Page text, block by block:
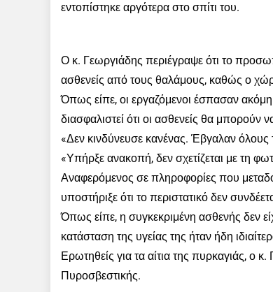
εντοπίστηκε αργότερα στο σπίτι του.
Ο κ. Γεωργιάδης περιέγραψε ότι το
ασθενείς από τους θαλάμους, καθώς ο
Όπως είπε, οι εργαζόμενοι έσπασαν ακόμη
διασφαλιστεί ότι οι ασθενείς θα μπορούν
«Δεν κινδύνευσε κανένας. Έβγαλαν όλους
«Υπήρξε ανακοπή, δεν σχετίζεται με τη
Αναφερόμενος σε πληροφορίες που
υποστήριξε ότι το περιστατικό δεν
Όπως είπε, η συγκεκριμένη ασθενής δεν
κατάσταση της υγείας της ήταν ήδη
Ερωτηθείς για τα αίτια της πυρκαγιάς, ο
Πυροσβεστικής.